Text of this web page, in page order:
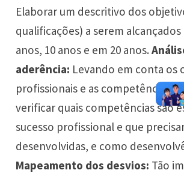
Elaborar um descritivo dos
qualificações) a serem alcançados
anos, 10 anos e em 20 anos.
aderência: Levando em conta os
profissionais e as competências
verificar quais competências são
sucesso profissional e que
desenvolvidas, e como
Mapeamento dos desvios: Tão